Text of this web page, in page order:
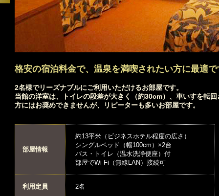
格安の宿泊料金で、温泉を満喫されたい方に最適で
2名様でリーズナブルにご利用いただけるお部屋です。
当館の洋室は、トイレの段差が大きく（約30cm）、車いすを転
方にはお奨めできませんが、リピーターも多いお部屋です。
部屋情報
約13平米（ビジネスホテル程度の広さ）
シングルベッド（幅100cm）×2台
バス・トイレ（温水洗浄便座）付
部屋でWi-Fi（無線LAN）接続可
利用定員 2名